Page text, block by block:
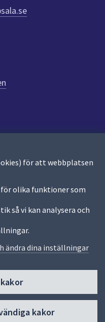
för att webbplatsen
olika funktioner som
så vi kan analysera och
ändra dina inställningar
kakor
följa oss